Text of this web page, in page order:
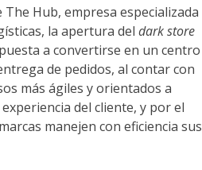
Hub, empresa especializada
la apertura del dark store
a convertirse en un centro
de pedidos, al contar con
más ágiles y orientados a
del cliente, y por el
manejen con eficiencia sus